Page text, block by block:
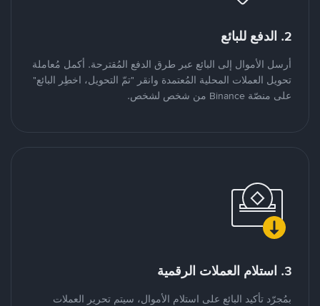
2. الدفع للبائع
أرسل الأموال إلى البائع عبر طرق الدفع المُقترحة. أكمل مُعاملة
تحويل العملات المحلية المُعتمدة وانقر "تمّ التحويل، اخطِر البائع"
على منصّة Binance من شخص لشخص.
3. استلام العملات الرقمية
بمُجرّد تأكيد البائع على استلام الأموال، سيتم تحرير العملات